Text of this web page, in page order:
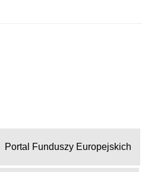
Portal Funduszy Europejskich